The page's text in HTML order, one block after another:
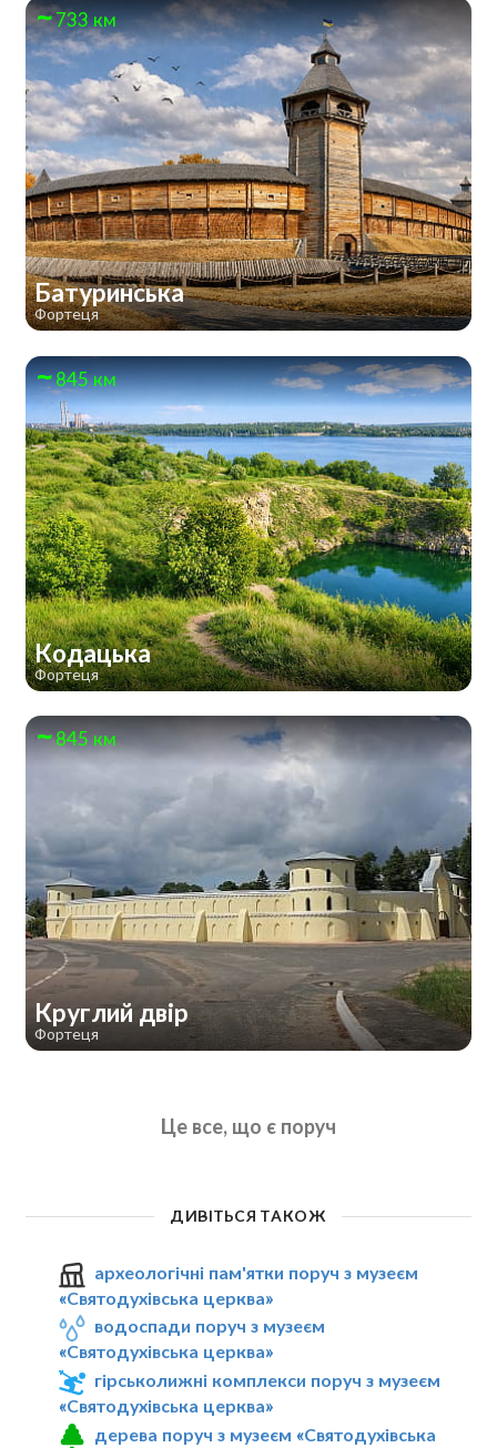
733 км
Батуринська
Фортеця
845 км
Кодацька
Фортеця
845 км
Круглий двір
Фортеця
Це все, що є поруч
ДИВІТЬСЯ ТАКОЖ
археологічні пам'ятки поруч з музеєм
«Святодухівська церква»
водоспади поруч з музеєм
«Святодухівська церква»
гірськолижні комплекси поруч з музеєм
«Святодухівська церква»
дерева поруч з музеєм «Святодухівська